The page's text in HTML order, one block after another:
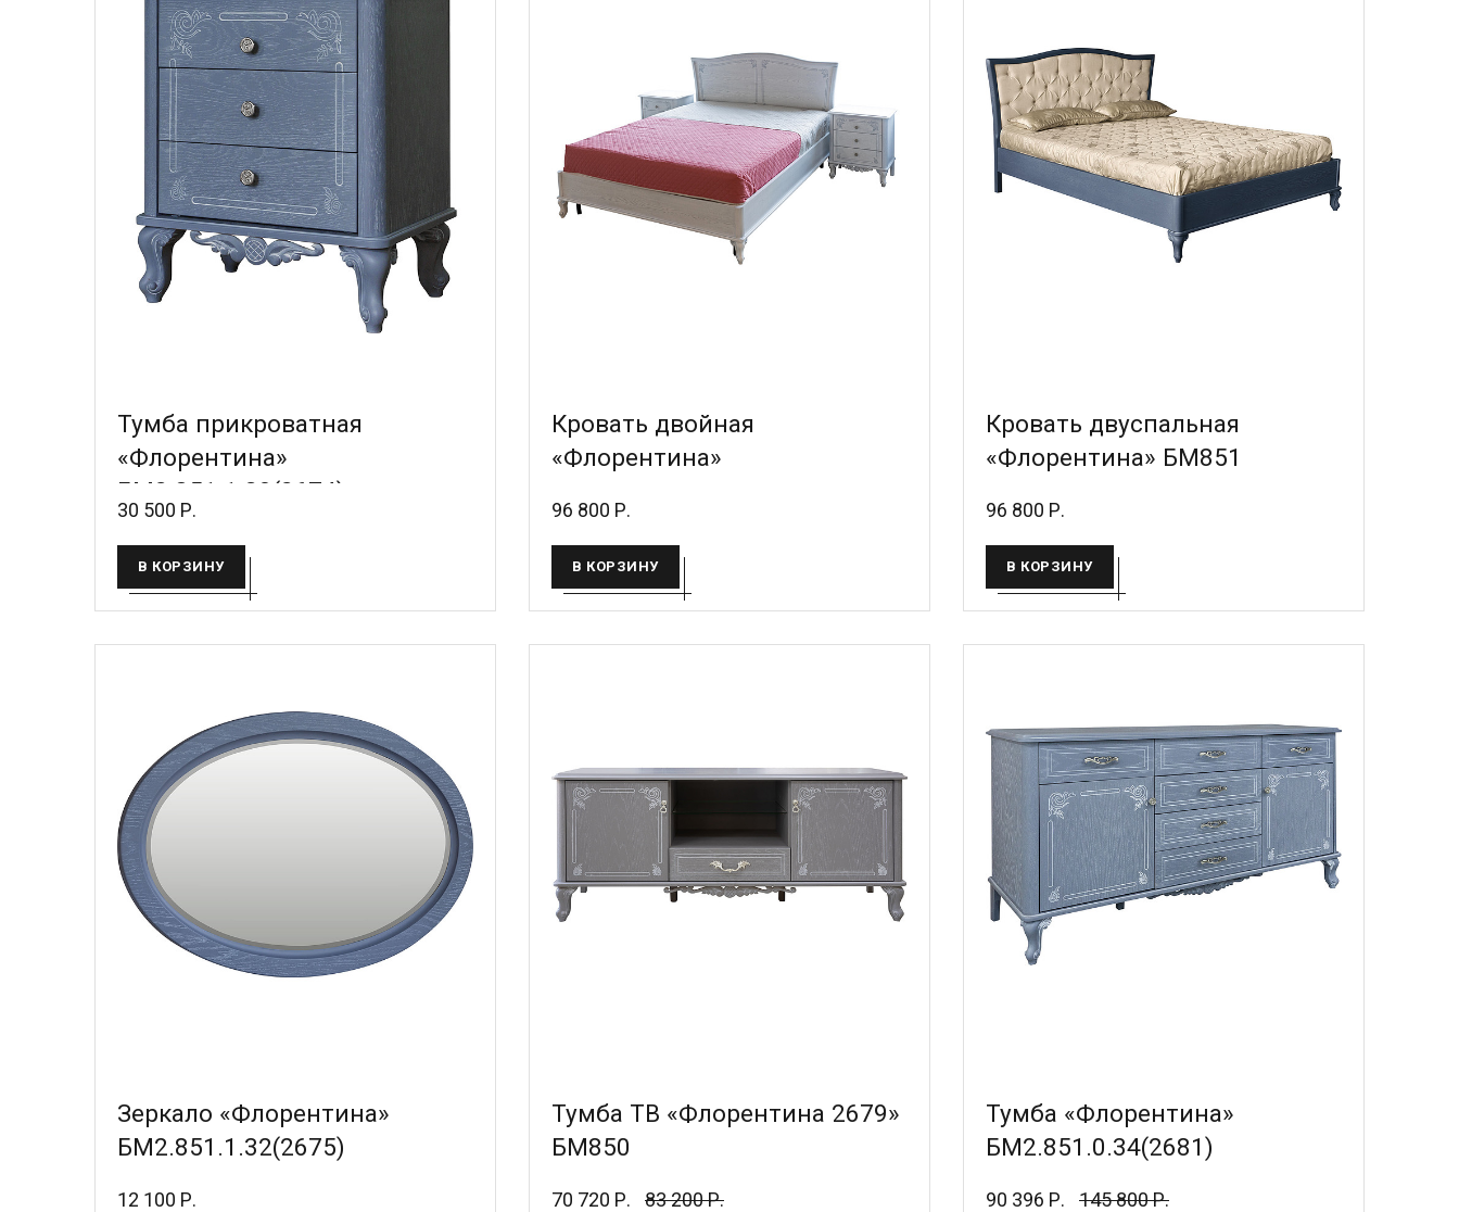
Тумба прикроватная
«Флорентина»
БМ2.851.1.30(2674)
30 500 Р.
В КОРЗИНУ
Кровать двойная
«Флорентина»
96 800 Р.
В КОРЗИНУ
Кровать двуспальная
«Флорентина» БМ851
96 800 Р.
В КОРЗИНУ
Зеркало «Флорентина»
БМ2.851.1.32(2675)
12 100 Р.
Тумба ТВ «Флорентина 2679»
БМ850
70 720 Р. 83 200 Р.
Тумба «Флорентина»
БМ2.851.0.34(2681)
90 396 Р. 145 800 Р.